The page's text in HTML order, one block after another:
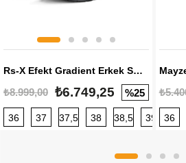
Rs-X Efekt Gradient Erkek Sneaker
₺8.999,00 ₺6.749,25 %25
36 37 37,5 38 38,5 39 40
36